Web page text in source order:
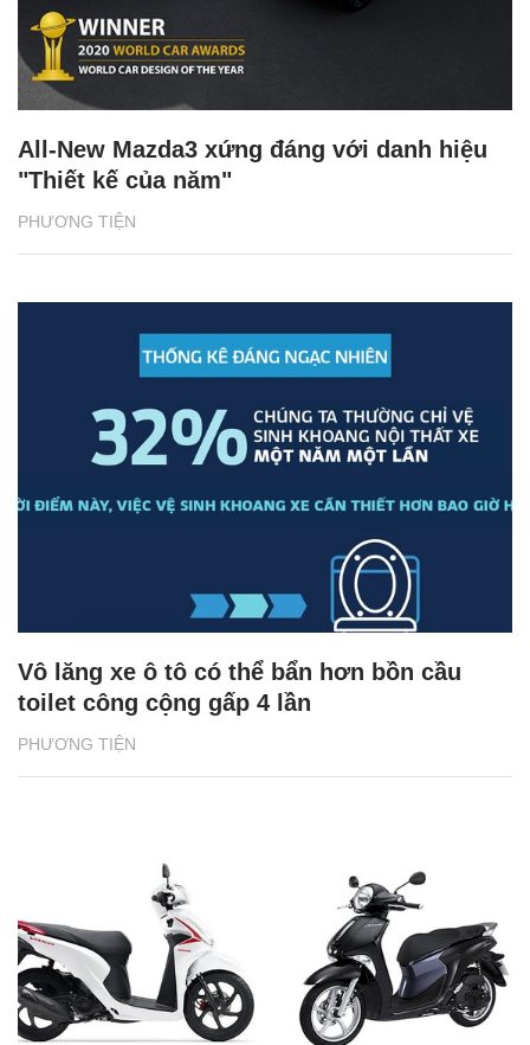
PHƯƠNG TIỆN
All-New Mazda3 xứng đáng với danh hiệu
"Thiết kế của năm"
PHƯƠNG TIỆN
Vô lăng xe ô tô có thể bẩn hơn bồn cầu
toilet công cộng gấp 4 lần